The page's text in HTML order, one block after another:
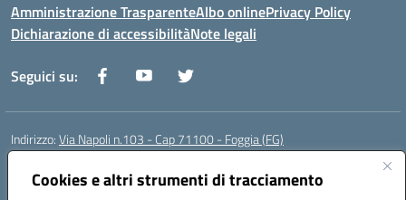
Cookies e altri strumenti di tracciamento
Amministrazione TrasparenteAlbo onlinePrivacy Policy
Dichiarazione di accessibilitàNote legali
Seguici su:
Indirizzo:Via Napoli n.103 - Cap 71100 - Foggia (FG)
Centralino:
Posta elettronica certificata (PEC):fgis00800v@pec.istruzione.it